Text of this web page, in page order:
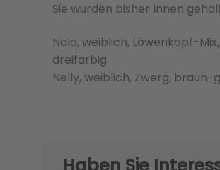
Sie wurden bisher Innen
Nala, weiblich, Löwenkopf-Mix,
dreifarbig
Nelly, weiblich, Zwerg, braun-